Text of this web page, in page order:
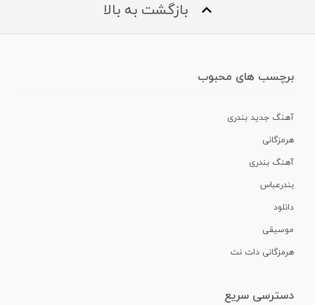
بازگشت به بالا
برچسب های محبوب
آهنگ جدید بندری
هرمزگانی
آهنگ بندری
بندرعباس
دانلود
موسیقی
هرمزگانی دات نت
دسترسی سریع